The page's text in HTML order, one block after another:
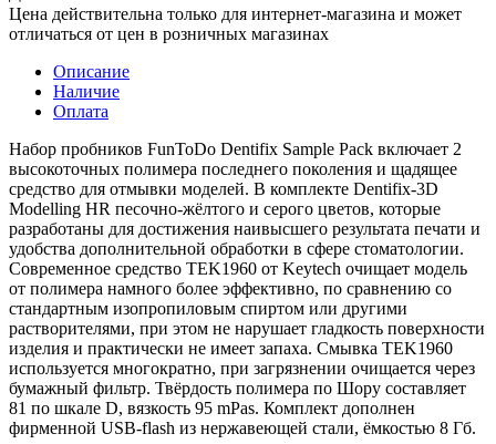
Цена действительна только для интернет-магазина и может
отличаться от цен в розничных магазинах
Описание
Наличие
Оплата
Набор пробников FunToDo Dentifix Sample Pack включает 2
высокоточных полимера последнего поколения и щадящее
средство для отмывки моделей. В комплекте Dentifix-3D
Modelling HR песочно-жёлтого и серого цветов, которые
разработаны для достижения наивысшего результата печати и
удобства дополнительной обработки в сфере стоматологии.
Современное средство TEK1960 от Keytech очищает модель
от полимера намного более эффективно, по сравнению со
стандартным изопропиловым спиртом или другими
растворителями, при этом не нарушает гладкость поверхности
изделия и практически не имеет запаха. Смывка TEK1960
используется многократно, при загрязнении очищается через
бумажный фильтр. Твёрдость полимера по Шору составляет
81 по шкале D, вязкость 95 mPas. Комплект дополнен
фирменной USB-flash из нержавеющей стали, ёмкостью 8 Гб.